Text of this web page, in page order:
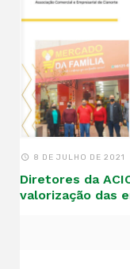
8 DE JULHO DE 2021
Diretores da
valorização das